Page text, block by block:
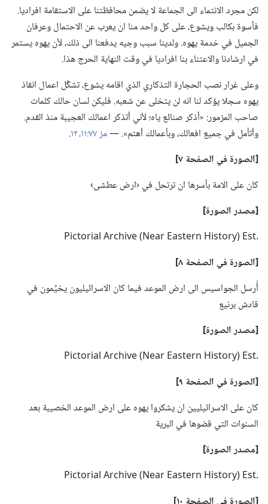
لكن مجرد الانتماء الى الجماعة لا يضمن محافظتنا على الاستقامة افراديا.‏
فأسوة بكالب ويشوع،‏ على كل واحد منا ان يعرب عن الاحتمال وعرفان
الجميل في خدمة يهوه.‏ ولدينا سبب وجيه يدفعنا الى ذلك،‏ لأن يهوه يستمر
في ارشادنا والاعتناء بنا افراديا في وقت النهاية الحرج هذا.‏
وعلى غرار نصب الحجارة التذكاري الذي اقامه يشوع،‏ تشكِّل اعمال انقاذ
يهوه سجلا يؤكد لنا انه لن يتخلى عن شعبه.‏ فليكن لسان حالك كلمات
صاحب المزمور:‏ «أذكر صنائع ياه؛‏ لأني أتذكر اعمالك العجيبة منذ القدم.‏
وأتأمل في جميع افعالك،‏ وبأعمالك أهتم».‏ —‏مز ٧٧:‏١١،‏ ١٢
‏.‏
‏[الصورة في الصفحة ٧]‏
كان على الامة بأسرها ان ترتحل في ‹ارض عطشى›‏
‏[مصدر الصورة]‏
‏.‏‏t‏s‏E‏ ‏(‏y‏r‏o‏t‏s‏i‏H‏ ‏n‏r‏e‏t‏s‏a‏E‏ ‏r‏a‏e‏N‏)‏ ‏e‏v‏i‏h‏c‏r‏A‏ ‏l‏a‏i‏r‏o‏t‏c‏i‏P‏
‏[الصورة في الصفحة ٨]‏
أُرسل الجواسيس الى ارض الموعد فيما كان الاسرائيليون يخيِّمون في
قادش برنيع
‏[مصدر الصورة]‏
‏.‏‏t‏s‏E‏ ‏(‏y‏r‏o‏t‏s‏i‏H‏ ‏n‏r‏e‏t‏s‏a‏E‏ ‏r‏a‏e‏N‏)‏ ‏e‏v‏i‏h‏c‏r‏A‏ ‏l‏a‏i‏r‏o‏t‏c‏i‏P‏
‏[الصورة في الصفحة ٩]‏
كان على الاسرائيليين ان يشكروا يهوه على ارض الموعد الخصيبة بعد
السنوات التي قضوها في البرية
‏[مصدر الصورة]‏
‏.‏‏t‏s‏E‏ ‏(‏y‏r‏o‏t‏s‏i‏H‏ ‏n‏r‏e‏t‏s‏a‏E‏ ‏r‏a‏e‏N‏)‏ ‏e‏v‏i‏h‏c‏r‏A‏ ‏l‏a‏i‏r‏o‏t‏c‏i‏P‏